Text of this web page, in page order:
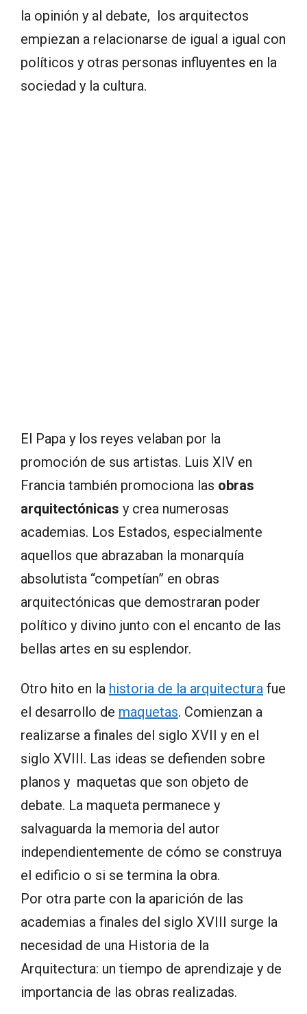
la opinión y al debate, los arquitectos
empiezan a relacionarse de igual a igual con
políticos y otras personas influyentes en la
sociedad y la cultura.
El Papa y los reyes velaban por la
promoción de sus artistas. Luis XIV en
Francia también promociona las obras
arquitectónicas y crea numerosas
academias. Los Estados, especialmente
aquellos que abrazaban la monarquía
absolutista “competían” en obras
arquitectónicas que demostraran poder
político y divino junto con el encanto de las
bellas artes en su esplendor.
Otro hito en la historia de la arquitectura fue
el desarrollo de maquetas. Comienzan a
realizarse a finales del siglo XVII y en el
siglo XVIII. Las ideas se defienden sobre
planos y maquetas que son objeto de
debate. La maqueta permanece y
salvaguarda la memoria del autor
independientemente de cómo se construya
el edificio o si se termina la obra.
Por otra parte con la aparición de las
academias a finales del siglo XVIII surge la
necesidad de una Historia de la
Arquitectura: un tiempo de aprendizaje y de
importancia de las obras realizadas.